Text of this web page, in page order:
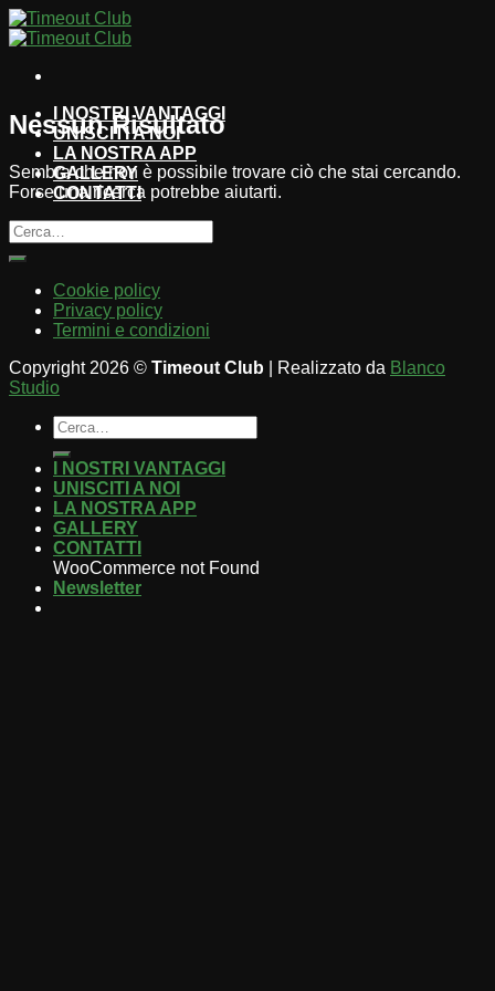
Salta
ai
I NOSTRI VANTAGGI
UNISCITI A NOI
LA NOSTRA APP
GALLERY
CONTATTI
Nessun Risultato
Sembra che non è possibile trovare ciò che stai cercando.
Forse una ricerca potrebbe aiutarti.
Cookie policy
Privacy policy
Termini e condizioni
Copyright 2026 © Timeout Club | Realizzato da Blanco
Studio
I NOSTRI VANTAGGI
UNISCITI A NOI
LA NOSTRA APP
GALLERY
CONTATTI
WooCommerce not Found
Newsletter